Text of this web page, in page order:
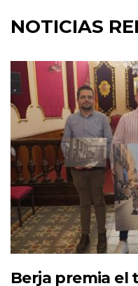
NOTICIAS
Berja premia